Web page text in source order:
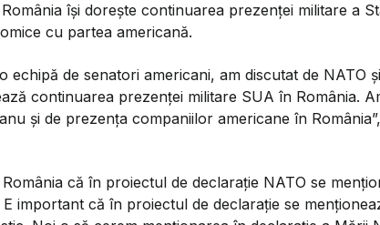
își dorește continuarea prezenței militare a
cu partea americană.
echipă de senatori americani, am discutat de NATO
continuarea prezenței militare SUA în România.
și de prezența companiilor americane în
că în proiectul de declarație NATO se
important că în proiectul de declarație se